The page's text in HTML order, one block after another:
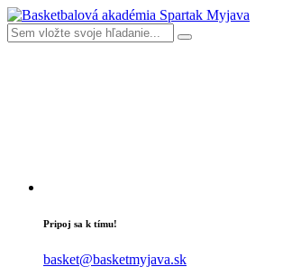
Pripoj sa k tímu!
basket@basketmyjava.sk